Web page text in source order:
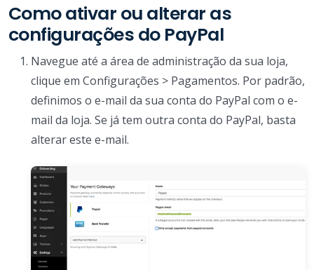
Como ativar ou alterar as
configurações do PayPal
Navegue até a área de administração da sua loja,
clique em Configurações > Pagamentos. Por padrão,
definimos o e-mail da sua conta do PayPal com o e-
mail da loja. Se já tem outra conta do PayPal, basta
alterar este e-mail.